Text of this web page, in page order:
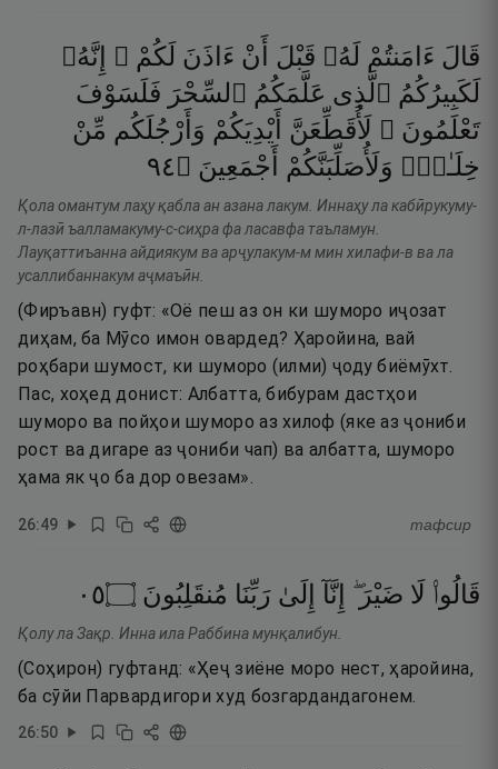
قَالَ ءَامَنتُمْ لَهُۥ قَبْلَ أَنْ ءَاذَنَ لَكُمْ ۖ إِنَّهُۥ
لَكَبِيرُكُمُ ٱلَّذِى عَلَّمَكُمُ ٱلسِّحْرَ فَلَسَوْفَ
تَعْلَمُونَ ۚ لَأُقَطِّعَنَّ أَيْدِيَكُمْ وَأَرْجُلَكُم مِّنْ
خِلَـٰفٍۢ وَلَأُصَلِّبَنَّكُمْ أَجْمَعِينَ ۝٤٩
Қола омантум лаҳу қабла ан азана лакум. Иннаҳу ла кабӣрукуму-
л-лазӣ ъалламакуму-с-сиҳра фа ласавфа таъламун.
Лауқаттиъанна айдиякум ва арҷулакум-м мин хилафи-в ва ла
усаллибаннакум аҷмаъӣн.
(Фиръавн) гуфт: «Оё пеш аз он ки шуморо иҷозат
диҳам, ба Мӯсо имон овардед? Ҳаройина, вай
роҳбари шумост, ки шуморо (илми) ҷоду биёмӯхт.
Пас, хоҳед донист: Албатта, бибурам дастҳои
шуморо ва пойҳои шуморо аз хилоф (яке аз ҷониби
рост ва дигаре аз ҷониби чап) ва албатта, шуморо
ҳама як ҷо ба дор овезам».
26:49 тафсир
قَالُوا۟ لَا ضَيْرَ ۖ إِنَّآ إِلَىٰ رَبِّنَا مُنقَلِبُونَ ۝٥٠
Қолу ла Зақр. Инна ила Раббина мунқалибун.
(Соҳирон) гуфтанд: «Ҳеҷ зиёне моро нест, ҳаройина,
ба сӯйи Парвардигори худ бозгардандагонем.
26:50